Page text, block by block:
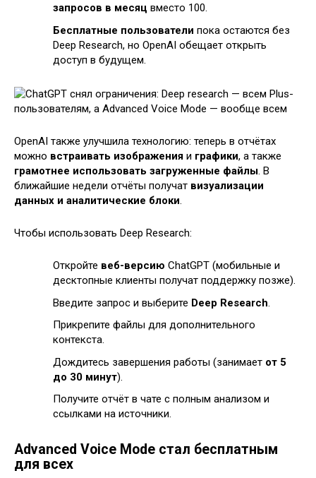
запросов в месяц вместо 100.
Бесплатные пользователи пока остаются без
Deep Research, но OpenAI обещает открыть
доступ в будущем.
OpenAI также улучшила технологию: теперь в отчётах
можно встраивать изображения и графики, а также
грамотнее использовать загруженные файлы . В
ближайшие недели отчёты получат визуализации
данных и аналитические блоки
Чтобы использовать Deep Research:
Откройте веб-версию ChatGPT (мобильные и
десктопные клиенты получат поддержку позже).
Введите запрос и выберите Deep Research
Прикрепите файлы для дополнительного
контекста.
Дождитесь завершения работы (занимает от 5
до 30 минут).
Получите отчёт в чате с полным анализом и
ссылками на источники.
Advanced Voice Mode стал бесплатным
для всех